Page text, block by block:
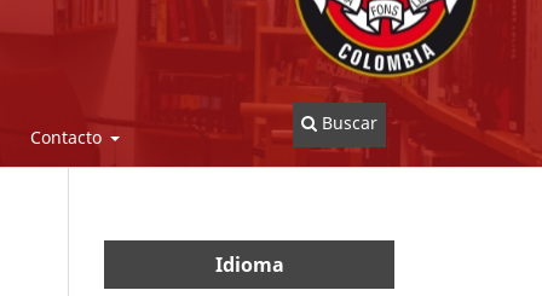
Contacto
Buscar
Idioma